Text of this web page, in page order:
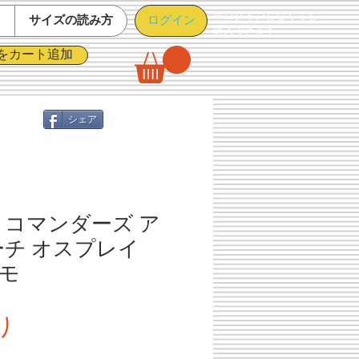
サイズの読み方
カート追加
ログイン
※ログインしなくても
購入できます
マンダーズ ア
チ オスプレイ
シェア